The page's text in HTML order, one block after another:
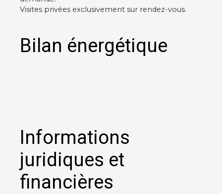
Visites privées exclusivement sur rendez-vous.
Bilan énergétique
Informations
juridiques et
financières